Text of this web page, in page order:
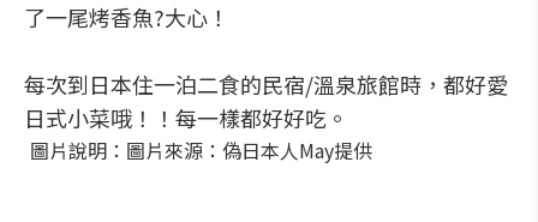
了一尾烤香魚?大心！
每次到日本住一泊二食的民宿/溫泉旅館時，都好愛
日式小菜哦！！每一樣都好好吃。
圖片說明：圖片來源：偽日本人May提供